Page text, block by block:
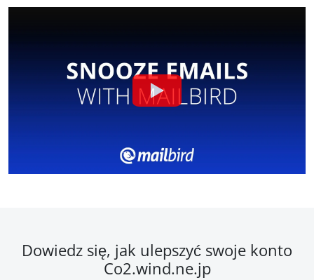
Dowiedz się, jak ulepszyć swoje konto
Co2.wind.ne.jp